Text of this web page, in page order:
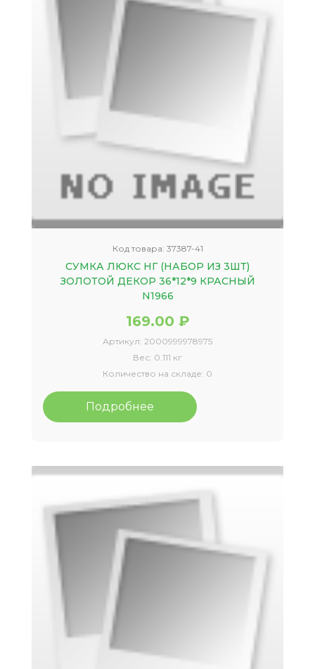
Код товара: 37387-41
СУМКА ЛЮКС НГ (НАБОР ИЗ 3ШТ)
ЗОЛОТОЙ ДЕКОР 36*12*9 КРАСНЫЙ
N1966
169.00 ₽
Артикул: 2000999978975
Вес: 0.111 кг
Количество на складе: 0
Подробнее